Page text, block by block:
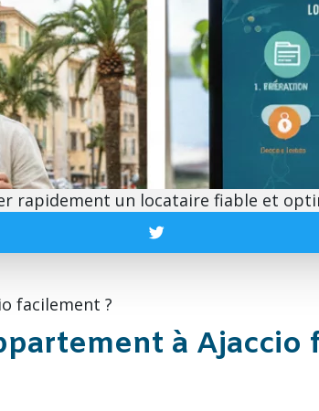
rapidement un locataire fiable et
facilement ?
à Ajaccio